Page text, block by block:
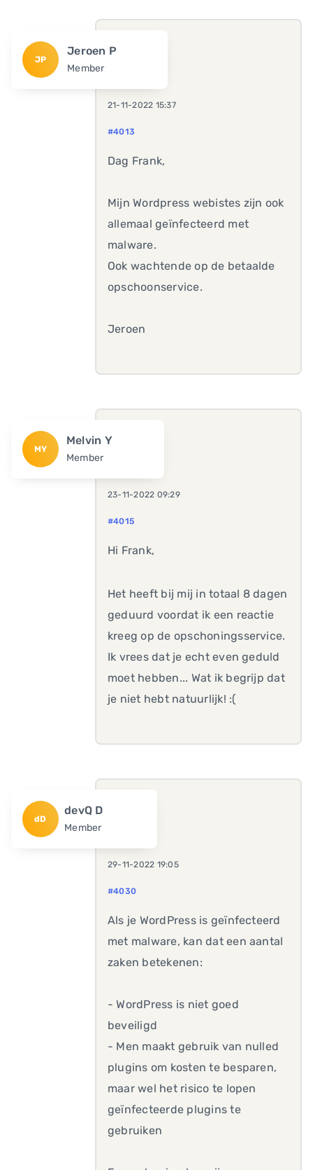
JP
Jeroen P
Member
21-11-2022 15:37
#4013
Dag Frank,
Mijn Wordpress webistes zijn ook
allemaal geïnfecteerd met
malware.
Ook wachtende op de betaalde
opschoonservice.
Jeroen
MY
Melvin Y
Member
23-11-2022 09:29
#4015
Hi Frank,
Het heeft bij mij in totaal 8 dagen
geduurd voordat ik een reactie
kreeg op de opschoningsservice.
Ik vrees dat je echt even geduld
moet hebben... Wat ik begrijp dat
je niet hebt natuurlijk! :(
dD
devQ D
Member
29-11-2022 19:05
#4030
Als je WordPress is geïnfecteerd
met malware, kan dat een aantal
zaken betekenen:
- WordPress is niet goed
beveiligd
- Men maakt gebruik van nulled
plugins om kosten te besparen,
maar wel het risico te lopen
geïnfecteerde plugins te
gebruiken